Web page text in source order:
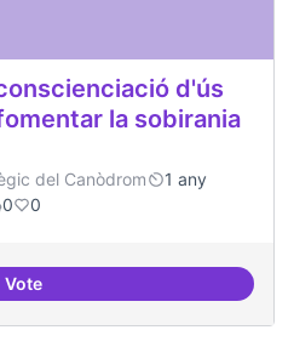
d'ús
la sobirania
del Canòdrom
1 any
0 0
VoteFormacions en la